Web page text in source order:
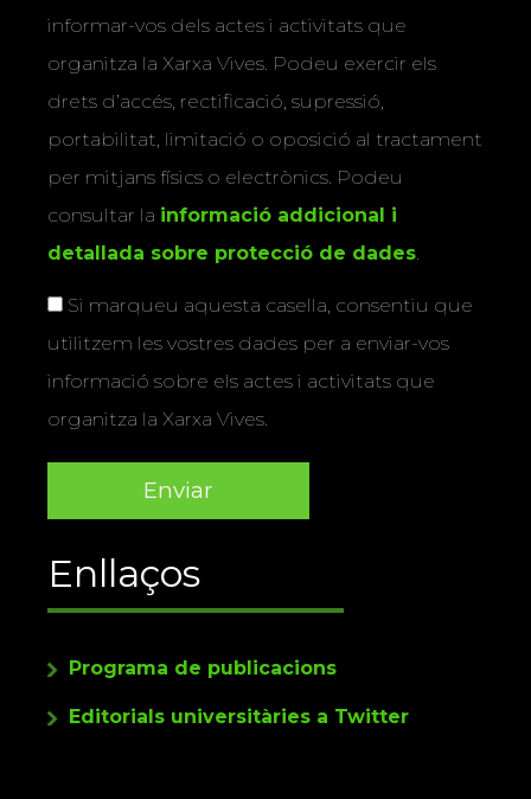
informar-vos dels actes i activitats que
organitza la Xarxa Vives. Podeu exercir els
drets d’accés, rectificació, supressió,
portabilitat, limitació o oposició al tractament
per mitjans físics o electrònics. Podeu
consultar la informació addicional i
detallada sobre protecció de dades.
Si marqueu aquesta casella, consentiu que
utilitzem les vostres dades per a enviar-vos
informació sobre els actes i activitats que
organitza la Xarxa Vives.
Enllaços
Programa de publicacions
Editorials universitàries a Twitter